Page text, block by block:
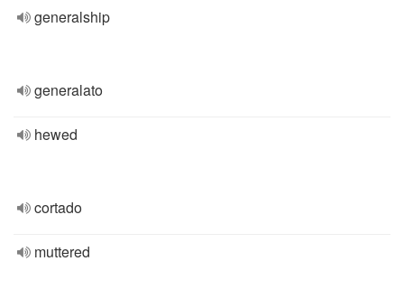
generalship
generalato
hewed
cortado
muttered